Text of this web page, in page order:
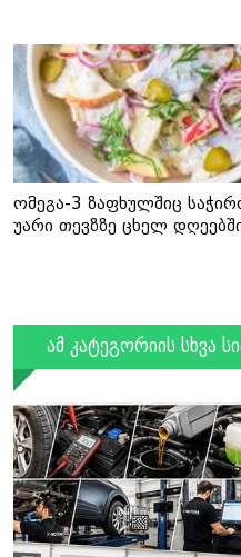
ომეგა-3 ზაფხულშიც
უარი თევზზე ცხელ
ამ კატეგორიის სხვა